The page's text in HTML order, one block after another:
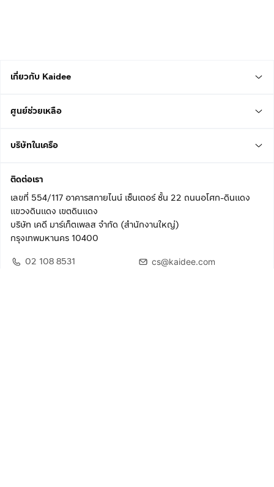
เกี่ยวกับ Kaidee
ศูนย์ช่วยเหลือ
บริษัทในเครือ
ติดต่อเรา
เลขที่ 554/117 อาคารสกายไนน์ เซ็นเตอร์ ชั้น 22 ถนนอโศก-ดินแดง
แขวงดินแดง เขตดินแดง
บริษัท เคดี มาร์เก็ตเพลส จำกัด (สำนักงานใหญ่)
กรุงเทพมหานคร 10400
02 108 8531
cs@kaidee.com